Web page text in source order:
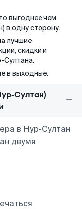
выгоднее чем
в одну сторону.
лучшие
скидки и
Султана.
в выходные.
Султан)
в Нур-Султан
двумя